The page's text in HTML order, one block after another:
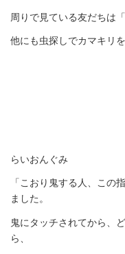
周りで見ている友だちは
他にも虫探しでカマキリ
らいおんぐみ
「こおり鬼する人、この
ました。
鬼にタッチされてから、
ら、